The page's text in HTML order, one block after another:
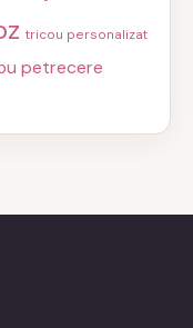
tricou personalizat
petrecere